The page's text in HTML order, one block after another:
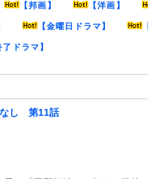
【邦画】 【洋画】
【金曜日ドラマ】
了ドラマ】
なし 第11話